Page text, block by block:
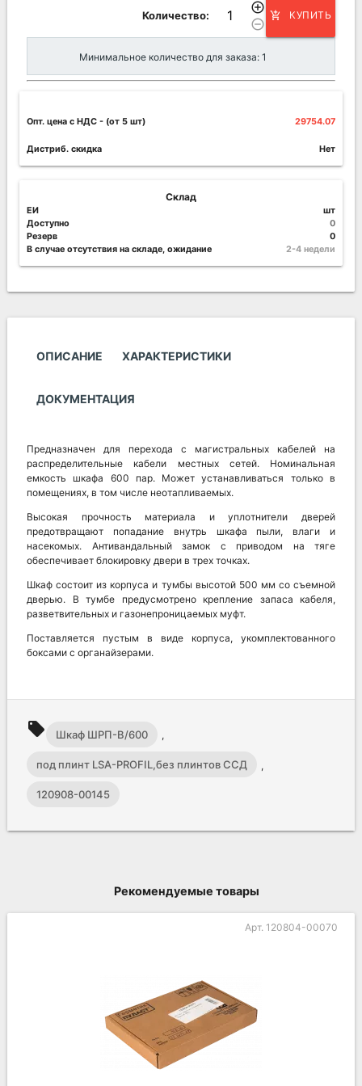
Количество:
add_circle_outline
remove_circle_outline
add_shopping_cart КУПИТЬ
Минимальное количество для заказа: 1
Опт. цена c НДС - (от 5 шт) 29754.07
Дистриб. скидка Нет
Склад
ЕИ
шт
Доступно
0
Резерв
0
В случае отсутствия на складе, ожидание
2-4 недели
ОПИСАНИЕ ХАРАКТЕРИСТИКИ
ДОКУМЕНТАЦИЯ
Предназначен для перехода с магистральных кабелей на
распределительные кабели местных сетей. Номинальная
емкость шкафа 600 пар. Может устанавливаться только в
помещениях, в том числе неотапливаемых.
Высокая прочность материала и уплотнители дверей
предотвращают попадание внутрь шкафа пыли, влаги и
насекомых. Антивандальный замок с приводом на тяге
обеспечивает блокировку двери в трех точках.
Шкаф состоит из корпуса и тумбы высотой 500 мм со съемной
дверью. В тумбе предусмотрено крепление запаса кабеля,
разветвительных и газонепроницаемых муфт.
Поставляется пустым в виде корпуса, укомплектованного
боксами с органайзерами.
local_offer Шкаф ШРП-В/600 ,
под плинт LSA-PROFIL,без плинтов ССД ,
120908-00145
Рекомендуемые товары